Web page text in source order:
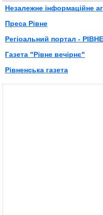
Незалежне інформаційне
Преса Рівне
Регiоальний портал - РIВНЕ
Газета "Рівне вечірнє"
Рівненська газета